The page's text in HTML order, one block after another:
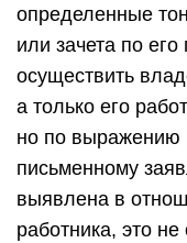
определенные
или зачета по
осуществить
а только его
но по выражению
письменному
выявлена в
работника, это